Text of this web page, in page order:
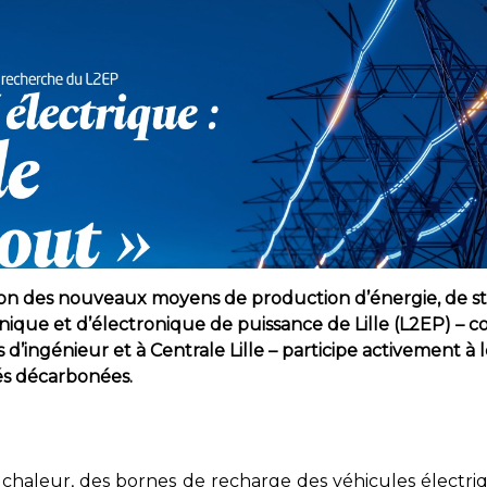
des nouveaux moyens de production d’énergie, de
et d’électronique de puissance de Lille (L2EP) –
d’ingénieur et à Centrale Lille – participe activement à
décarbonées.
des bornes de recharge des véhicules